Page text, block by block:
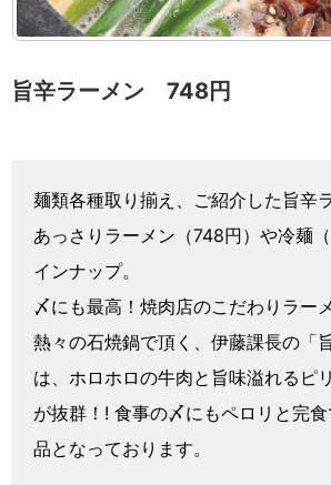
旨辛ラーメン 748円
麺類各種取り揃え、ご紹介した旨辛
あっさりラーメン（748円）や冷麺
インナップ。
〆にも最高！焼肉店のこだわりラーメ
熱々の石焼鍋で頂く、伊藤課長の「
は、ホロホロの牛肉と旨味溢れるピ
が抜群！! 食事の〆にもペロリと完
品となっております。